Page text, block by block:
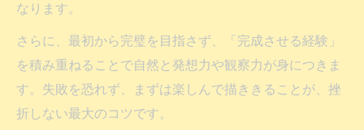
なります。
さらに、最初から完璧を目指さず、「完成させる経験」
を積み重ねることで自然と発想力や観察力が身につきま
す。失敗を恐れず、まずは楽しんで描ききることが、挫
折しない最大のコツです。